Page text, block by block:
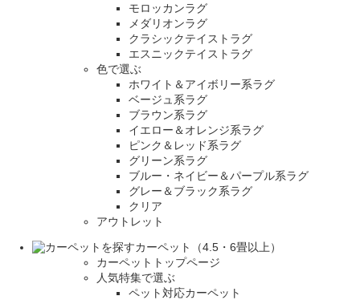
モロッカンラグ
メダリオンラグ
クラシックテイストラグ
エスニックテイストラグ
色で選ぶ
ホワイト＆アイボリー系ラグ
ベージュ系ラグ
ブラウン系ラグ
イエロー＆オレンジ系ラグ
ピンク＆レッド系ラグ
グリーン系ラグ
ブルー・ネイビー＆パープル系ラグ
グレー＆ブラック系ラグ
クリア
アウトレット
カーペット（4.5・6畳以上）
カーペットトップページ
人気特集で選ぶ
ペット対応カーペット